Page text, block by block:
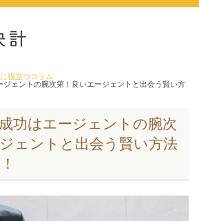
役立つコラム
ェントの腕次第！良いエージェントと出会う賢い方
功はエージェントの腕次
ェントと出会う賢い方法